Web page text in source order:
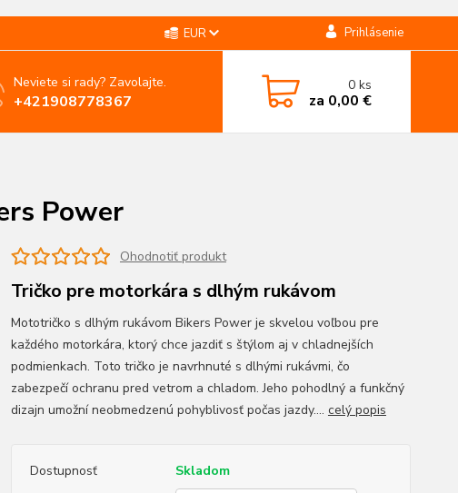
EUR Prihlásenie
Neviete si rady? Zavolajte.
+421908778367
0ks
za 0,00 €
Power
Ohodnotiť produkt
Tričko pre motorkára s dlhým rukávom
Mototričko s dlhým rukávom Bikers Power je skvelou voľbou pre
každého motorkára, ktorý chce jazdiť s štýlom aj v chladnejších
podmienkach. Toto tričko je navrhnuté s dlhými rukávmi, čo
zabezpečí ochranu pred vetrom a chladom. Jeho pohodlný a funkčný
dizajn umožní neobmedzenú pohyblivosť počas jazdy.... celý popis
Dostupnosť
Skladom